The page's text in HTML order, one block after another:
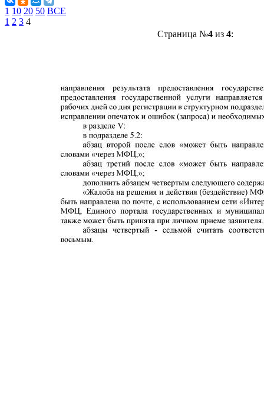
1 10 20 50 ВСЕ
1 2 3 4
Страница №4из 4: